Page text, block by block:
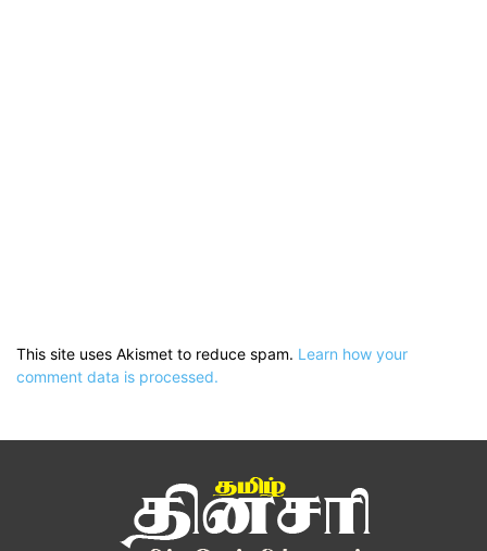
This site uses Akismet to reduce spam. Learn how your
comment data is processed.